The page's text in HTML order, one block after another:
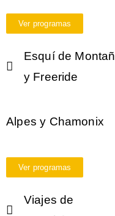
Ver programas
Esquí de
y Freeride
Alpes y Chamonix
Ver programas
Viajes de